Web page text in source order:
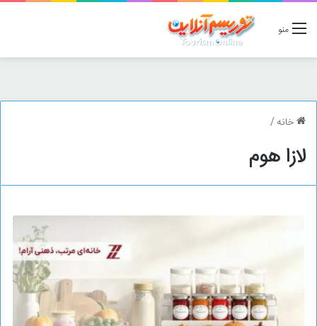
منو
خانه/
لازا هوم